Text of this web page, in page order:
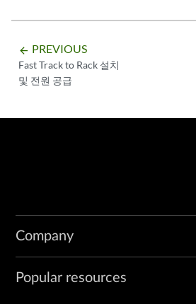
arrow_backward PREVIOUS
Fast Track to Rack 설치
및 전원 공급
Company
Popular resources